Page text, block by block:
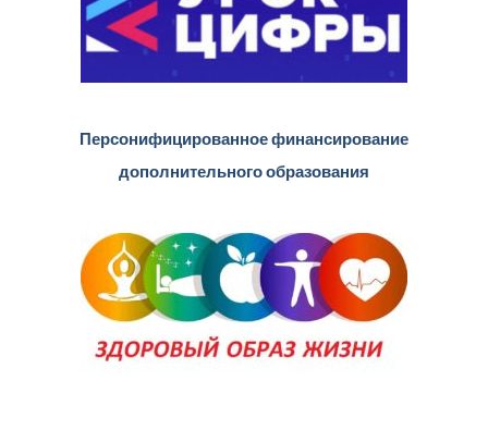
Персонифицированное финансирование
дополнительного образования